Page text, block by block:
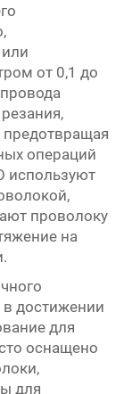
от 0,1 до
предотвращая
операций
используют
проволоку
на
достижении
для
оснащено
для